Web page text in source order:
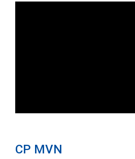
CP MVN